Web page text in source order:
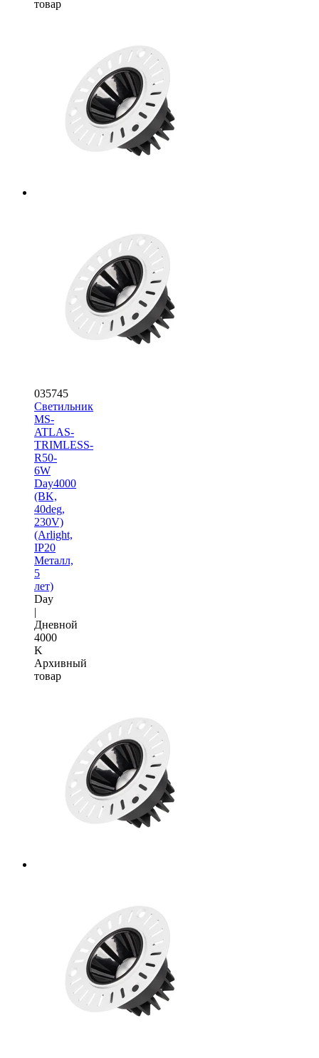
товар
035745
Светильник
MS-
ATLAS-
TRIMLESS-
R50-
6W
Day4000
(BK,
40deg,
230V)
(Arlight,
IP20
Металл,
5
лет)
Day
|
Дневной
4000
K
Архивный
товар